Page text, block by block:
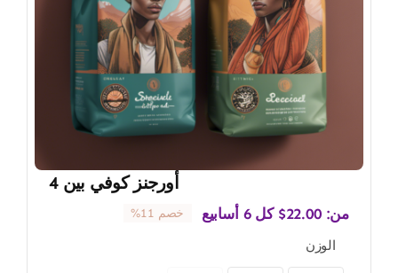
أورجنز كوفي بين 4
من: $22.00 كل 6 أسابيع خصم 11%
الوزن